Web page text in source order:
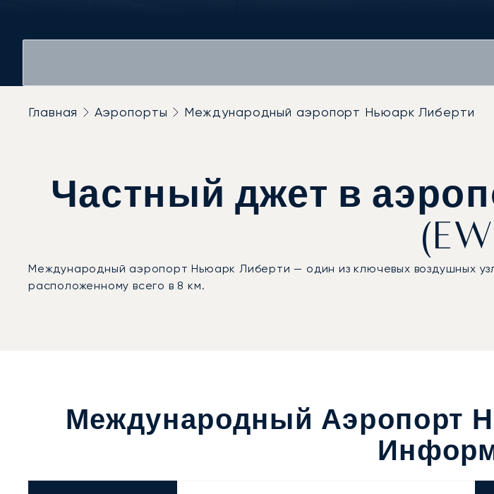
Главная Аэропорты Международный аэропорт Ньюарк Либерти
Частный джет в
Международный аэропорт Ньюарк Либерти — один из ключевых воздушных
расположенному всего в 8 км.
Международный Аэропорт